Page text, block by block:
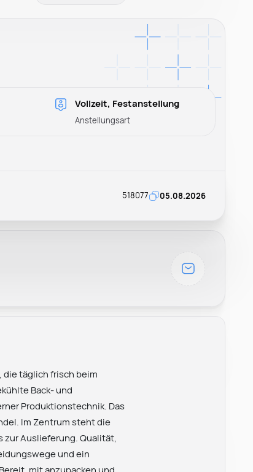
Vollzeit, Festanstellung
Anstellungsart
518077 05.08.2026
die täglich frisch beim
Back- und
Produktionstechnik. Das
Im Zentrum steht die
zur Auslieferung. Qualität,
und ein
mit anzupacken und